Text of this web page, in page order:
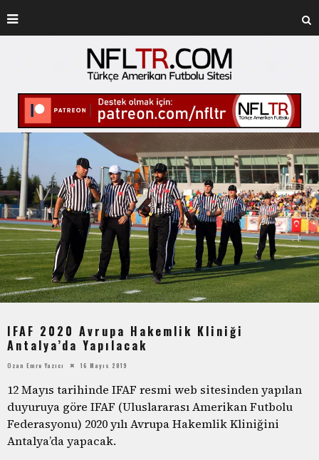
IFAF 2020 Avrupa Hakemlik Kliniği
Antalya’da Yapılacak
Ozan Emre Yazıcı 16 Mayıs 2019
12 Mayıs tarihinde IFAF resmi web sitesinden yapılan
duyuruya göre IFAF (Uluslararası Amerikan Futbolu
Federasyonu) 2020 yılı Avrupa Hakemlik Kliniğini
Antalya’da yapacak.